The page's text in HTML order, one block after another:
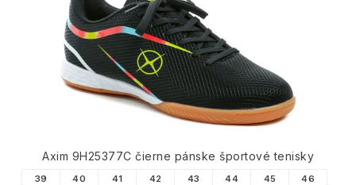
PODOBNÉ PRODUKTY
Axim 9H25377C čierne pánske športové tenisky
39 40 41 42 43 44 45
46